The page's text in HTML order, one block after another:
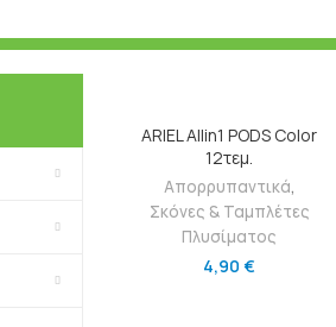
ΠΡΟΣΘΉΚΗ ΣΤΟ ΚΑΛΆΘΙ
ARIEL Allin1 PODS Color
12τεμ.
Απορρυπαντικά,
Σκόνες & Ταμπλέτες
Πλυσίματος
4,90€